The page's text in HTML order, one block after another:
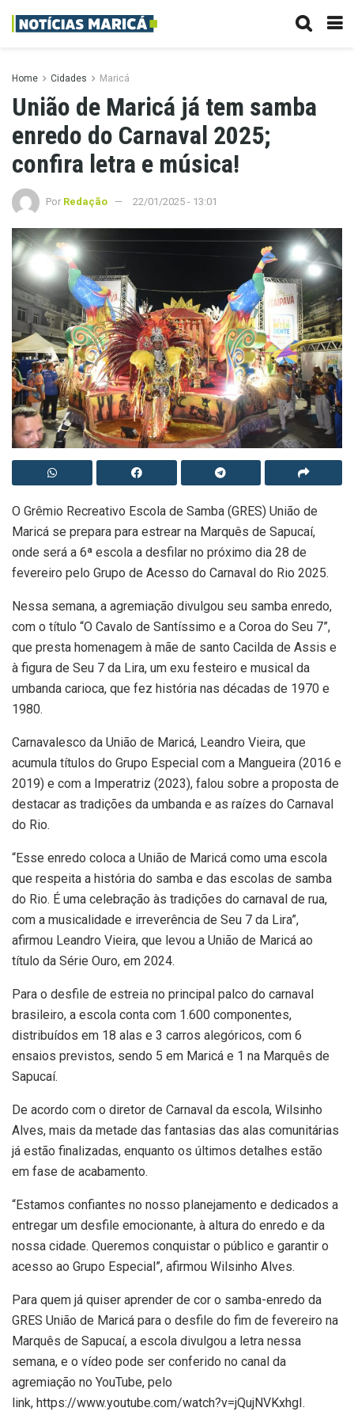
Home Cidades Maricá
União de Maricá já tem samba
enredo do Carnaval 2025;
confira letra e música!
Por Redação 22/01/2025 - 13:01
O Grêmio Recreativo Escola de Samba (GRES) União de
Maricá se prepara para estrear na Marquês de Sapucaí,
onde será a 6ª escola a desfilar no próximo dia 28 de
fevereiro pelo Grupo de Acesso do Carnaval do Rio 2025.
Nessa semana, a agremiação divulgou seu samba enredo,
com o título “O Cavalo de Santíssimo e a Coroa do Seu 7”,
que presta homenagem à mãe de santo Cacilda de Assis e
à figura de Seu 7 da Lira, um exu festeiro e musical da
umbanda carioca, que fez história nas décadas de 1970 e
1980.
Carnavalesco da União de Maricá, Leandro Vieira, que
acumula títulos do Grupo Especial com a Mangueira (2016 e
2019) e com a Imperatriz (2023), falou sobre a proposta de
destacar as tradições da umbanda e as raízes do Carnaval
do Rio.
“Esse enredo coloca a União de Maricá como uma escola
que respeita a história do samba e das escolas de samba
do Rio. É uma celebração às tradições do carnaval de rua,
com a musicalidade e irreverência de Seu 7 da Lira”,
afirmou Leandro Vieira, que levou a União de Maricá ao
título da Série Ouro, em 2024.
Para o desfile de estreia no principal palco do carnaval
brasileiro, a escola conta com 1.600 componentes,
distribuídos em 18 alas e 3 carros alegóricos, com 6
ensaios previstos, sendo 5 em Maricá e 1 na Marquês de
Sapucaí.
De acordo com o diretor de Carnaval da escola, Wilsinho
Alves, mais da metade das fantasias das alas comunitárias
já estão finalizadas, enquanto os últimos detalhes estão
em fase de acabamento.
“Estamos confiantes no nosso planejamento e dedicados a
entregar um desfile emocionante, à altura do enredo e da
nossa cidade. Queremos conquistar o público e garantir o
acesso ao Grupo Especial”, afirmou Wilsinho Alves.
Para quem já quiser aprender de cor o samba-enredo da
GRES União de Maricá para o desfile do fim de fevereiro na
Marquês de Sapucaí, a escola divulgou a letra nessa
semana, e o vídeo pode ser conferido no canal da
agremiação no YouTube, pelo
link, https://www.youtube.com/watch?v=jQujNVKxhgI.